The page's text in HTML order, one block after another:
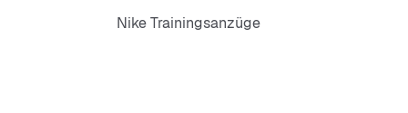
Nike Trainingsanzüge